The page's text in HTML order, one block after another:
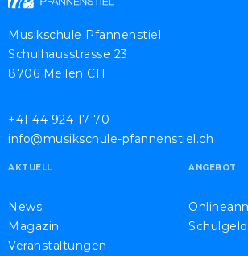
Musikschule Pfannenstiel
Schulhausstrasse 23
8706 Meilen CH
+41 44 924 17 70
info@musikschule-pfannenstiel.ch
AKTUELL
News
Magazin
Veranstaltungen
ANGEBOT